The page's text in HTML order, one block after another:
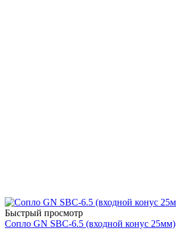
Быстрый просмотр
Сопло GN SBC-6.5 (входной конус 25мм)